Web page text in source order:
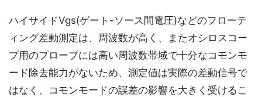
ハイサイドVgs(ゲート-ソース間電圧)などのフローテ
ィング差動測定は、周波数が高く、またオシロスコー
プ用のプローブには高い周波数帯域で十分なコモンモ
ード除去能力がないため、測定値は実際の差動信号で
はなく、コモンモードの誤差の影響を大きく受けるこ